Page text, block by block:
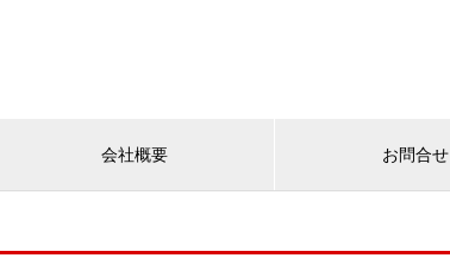
会社概要 お問合せ